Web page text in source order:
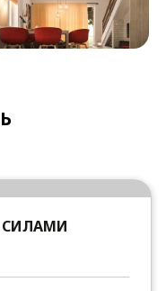
СИЛАМИ